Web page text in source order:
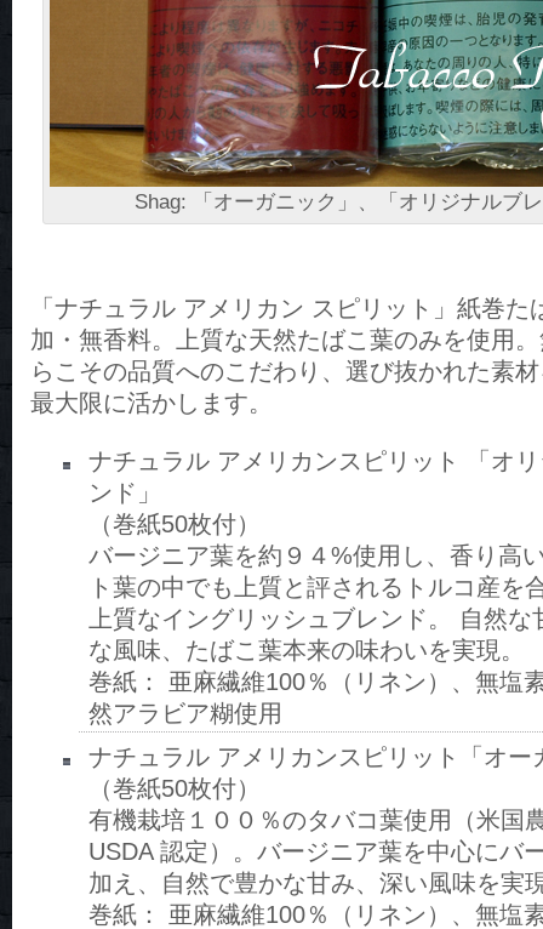
Shag: 「オーガニック」、「オリジナル
「ナチュラル アメリカン スピリット」紙巻
加・無香料。上質な天然たばこ葉のみを使用
らこその品質へのこだわり、選び抜かれた素
最大限に活かします。
ナチュラル アメリカンスピリット 「オ
ンド」
（巻紙50枚付）
バージニア葉を約９４%使用し、香り高
ト葉の中でも上質と評されるトルコ産を
上質なイングリッシュブレンド。 自然な
な風味、たばこ葉本来の味わいを実現。
巻紙： 亜麻繊維100％（リネン）、無塩
然アラビア糊使用
ナチュラル アメリカンスピリット「オー
（巻紙50枚付）
有機栽培１００％のタバコ葉使用（米国
USDA 認定）。バージニア葉を中心にバ
加え、自然で豊かな甘み、深い風味を実
巻紙： 亜麻繊維100％（リネン）、無塩